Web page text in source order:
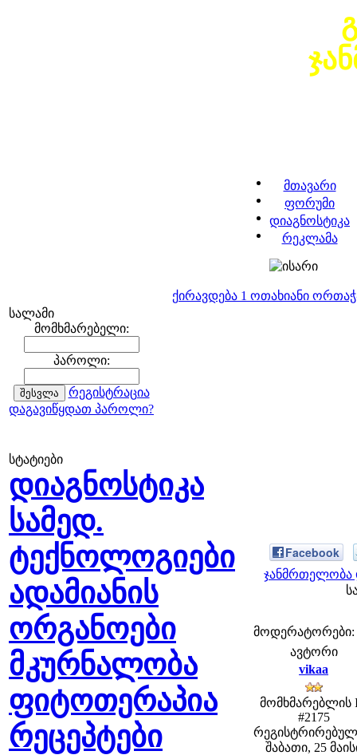
მთავარი
ფორუმი
დიაგნოსტიკა
რეკლამა
ქირავდება 1 ოთახიანი
სალამი
მომხმარებელი:
პაროლი:
რეგისტრაცია
დაგავიწყდათ პაროლი?
სტატიები
დიაგნოსტიკა
სამედ.
ტექნოლოგიები
ადამიანის
ორგანოები
მკურნალობა
ფიტოთერაპია
რეცეპტები
Facebook
ჯანმრთელობა
მოდერატორები:
ავტორი
vikaa
მომხმარებლის
#2175
შაბათი, 25